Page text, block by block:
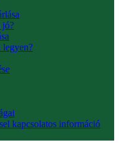
jó?
legyen?
kapcsolatos információ